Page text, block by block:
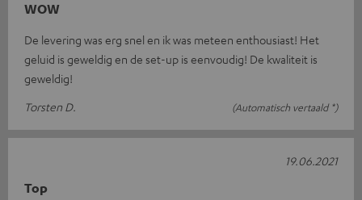
WOW
De levering was erg snel en ik was meteen enthousiast! Het
geluid is geweldig en de set-up is eenvoudig! De kwaliteit is
geweldig!
Torsten D.
(Automatisch vertaald *)
Top
19.06.2021